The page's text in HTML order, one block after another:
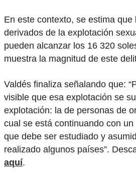
En este contexto, se estima que
derivados de la explotación
pueden alcanzar los 16 320
muestra la magnitud de este
Valdés finaliza señalando que:
visible que esa explotación se
explotación: la de personas de
cual se está continuando con
que debe ser estudiado y
realizado algunos países”.
aquí.